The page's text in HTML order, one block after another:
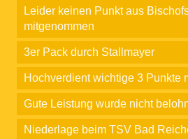
Leider keinen Punkt aus
mitgenommen
3er Pack durch Stallmayer
Hochverdient wichtige 3 Punkte
Gute Leistung wurde nicht
Niederlage beim TSV Bad